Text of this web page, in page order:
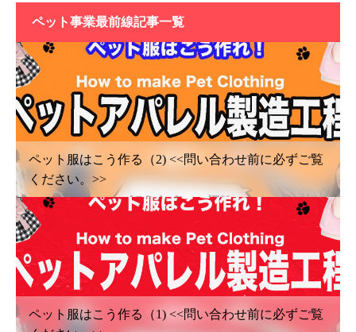
ペット事業最前線記事一覧
ペット服はこう作る（2) <<問い合わせ前に必ずご覧
ください。>>
ペット服はこう作る（1) <<問い合わせ前に必ずご覧